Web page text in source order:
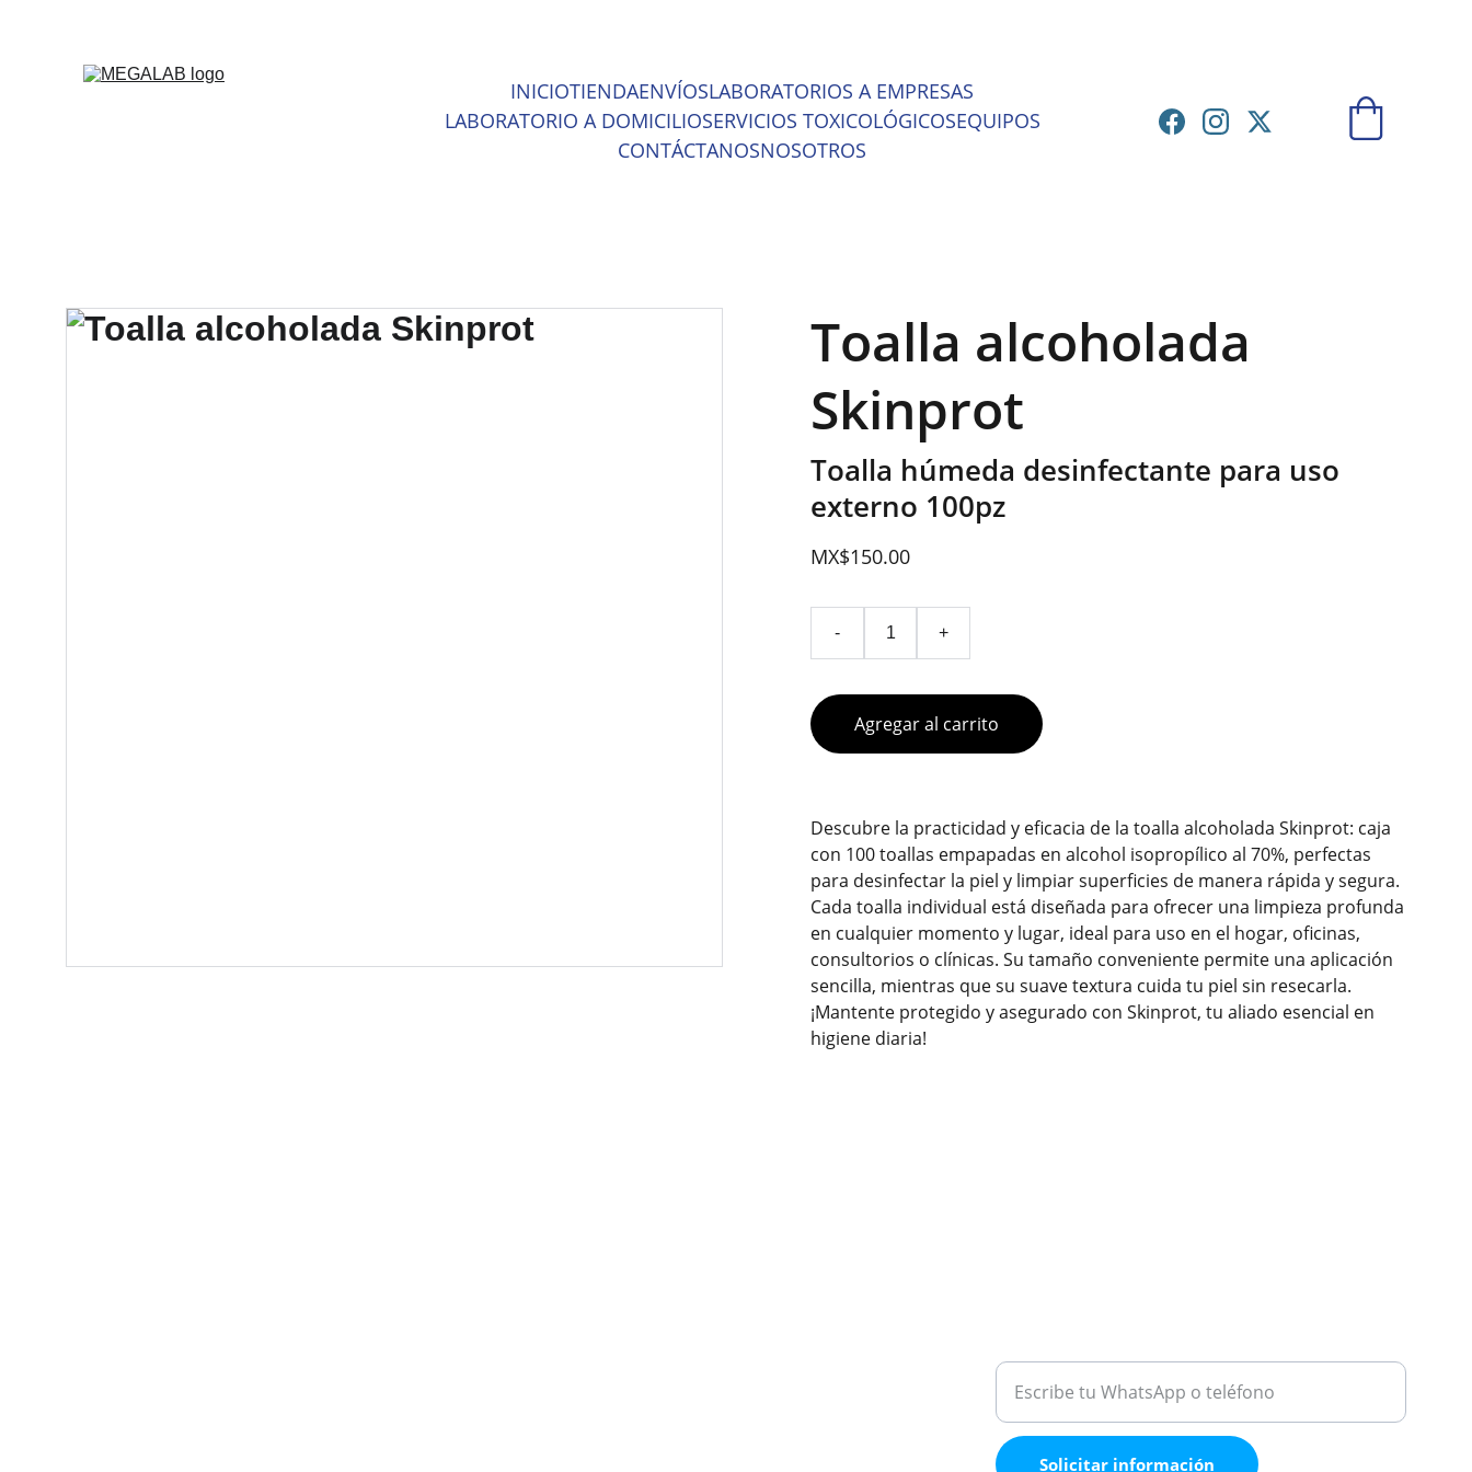
INICIOTIENDAENVÍOSLABORATORIOS A EMPRESAS
LABORATORIO A DOMICILIOSERVICIOS TOXICOLÓGICOSEQUIPOS
CONTÁCTANOSNOSOTROS
Toalla alcoholada
Skinprot
Toalla húmeda desinfectante para uso
externo 100pz
MX$150.00
- +
Agregar al carrito
Descubre la practicidad y eficacia de la toalla alcoholada Skinprot: caja
con 100 toallas empapadas en alcohol isopropílico al 70%, perfectas
para desinfectar la piel y limpiar superficies de manera rápida y segura.
Cada toalla individual está diseñada para ofrecer una limpieza profunda
en cualquier momento y lugar, ideal para uso en el hogar, oficinas,
consultorios o clínicas. Su tamaño conveniente permite una aplicación
sencilla, mientras que su suave textura cuida tu piel sin resecarla.
¡Mantente protegido y asegurado con Skinprot, tu aliado esencial en
higiene diaria!
Solicitar información